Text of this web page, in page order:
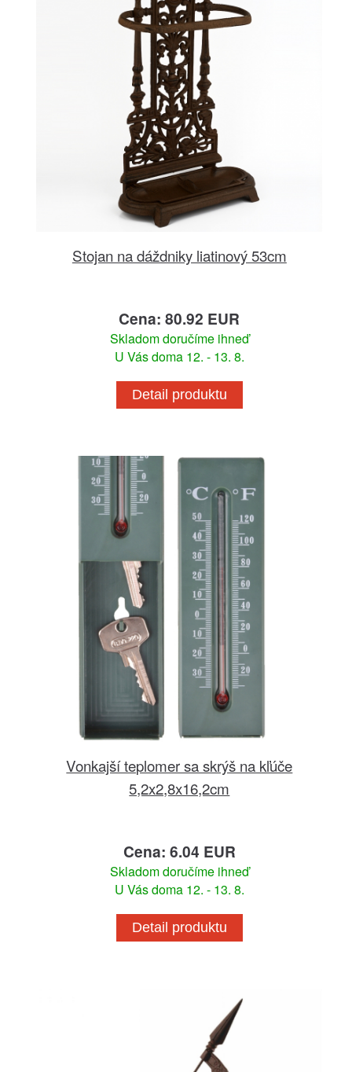
Stojan na dáždniky liatinový 53cm
Cena: 80.92 EUR
Skladom doručíme ihneď
U Vás doma 12. - 13. 8.
Detail produktu
Vonkajší teplomer sa skrýš na kľúče
5,2x2,8x16,2cm
Cena: 6.04 EUR
Skladom doručíme ihneď
U Vás doma 12. - 13. 8.
Detail produktu